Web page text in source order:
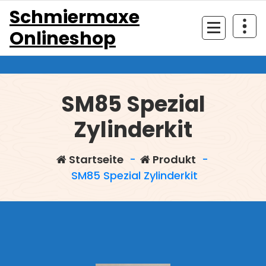
Inhalt
springen
Schmiermaxe
Onlineshop
SM85 Spezial
Zylinderkit
Startseite- Produkt -
SM85 Spezial Zylinderkit